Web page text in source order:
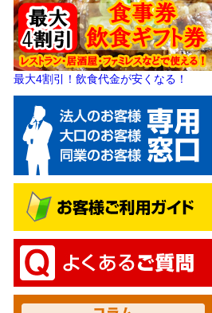
最大4割引！飲食代金が安くなる！